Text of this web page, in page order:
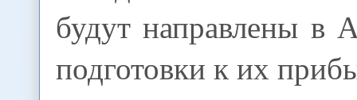
будут направлены в
подготовки к их